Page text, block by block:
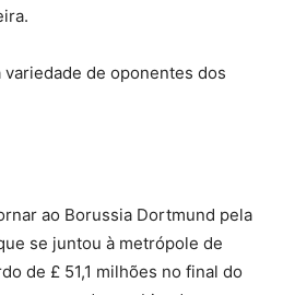
de oponentes dos
ao Borussia Dortmund pela
se juntou à metrópole de
de £ 51,1 milhões no final do